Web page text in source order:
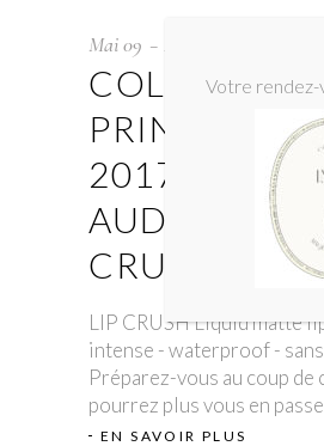
Mai09 Non classé
PRINTEMPS
2017 #BE
AUDACIOUS
CRUSH– «
LIP CRUSH Liquid matte
intense - waterproof -
Préparez-vous au coup de
pourrez plus vous en
EN SAVOIR PLUS
Votre rendez-